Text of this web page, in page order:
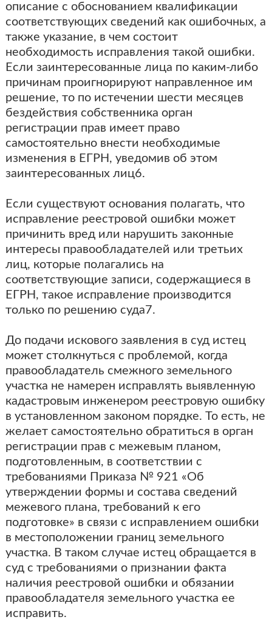
описание с обоснованием квалификации
соответствующих сведений как ошибочных, а
также указание, в чем состоит
необходимость исправления такой ошибки.
Если заинтересованные лица по каким-либо
причинам проигнорируют направленное им
решение, то по истечении шести месяцев
бездействия собственника орган
регистрации прав имеет право
самостоятельно внести необходимые
изменения в ЕГРН, уведомив об этом
заинтересованных лиц6.
Если существуют основания полагать, что
исправление реестровой ошибки может
причинить вред или нарушить законные
интересы правообладателей или третьих
лиц, которые полагались на
соответствующие записи, содержащиеся в
ЕГРН, такое исправление производится
только по решению суда7.
До подачи искового заявления в суд истец
может столкнуться с проблемой, когда
правообладатель смежного земельного
участка не намерен исправлять выявленную
кадастровым инженером реестровую ошибку
в установленном законом порядке. То есть, не
желает самостоятельно обратиться в орган
регистрации прав с межевым планом,
подготовленным, в соответствии с
требованиями Приказа № 921 «Об
утверждении формы и состава сведений
межевого плана, требований к его
подготовке» в связи с исправлением ошибки
в местоположении границ земельного
участка. В таком случае истец обращается в
суд с требованиями о признании факта
наличия реестровой ошибки и обязании
правообладателя земельного участка ее
исправить.